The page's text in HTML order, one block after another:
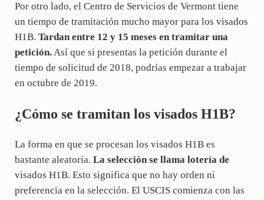
Por otro lado, el Centro de Servicios de Vermont tiene
un tiempo de tramitación mucho mayor para los visados
H1B. Tardan entre 12 y 15 meses en tramitar una
petición.Así que si presentas la petición durante el
tiempo de solicitud de 2018, podrías empezar a trabajar
en octubre de 2019.
¿Cómo se tramitan los visados H1B?
La forma en que se procesan los visados H1B es
bastante aleatoria. La selección se llama lotería de
visados H1B. Esto significa que no hay orden ni
preferencia en la selección. El USCIS comienza con las